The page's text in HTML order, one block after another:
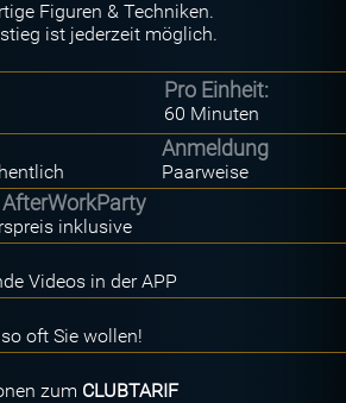
Figuren & Techniken.
ist jederzeit möglich.
Pro Einheit:
60 Minuten
Anmeldung
Paarweise
inklusive
Videos in der APP
oft Sie wollen!
zum CLUBTARIF